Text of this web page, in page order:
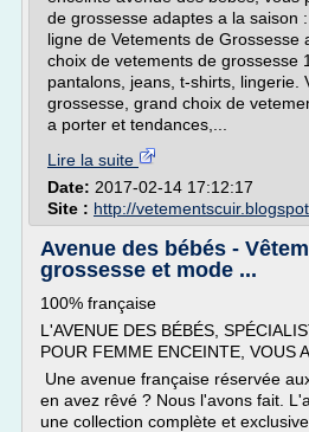
de grossesse adaptes a la saison
ligne de Vetements de Grossesse
choix de vetements de grossesse
pantalons, jeans, t-shirts, lingerie.
grossesse, grand choix de
a porter et tendances,...
Lire la suite
Date: 2017-02-14 17:12:17
Site : http://
Avenue des bébés -
grossesse et mode ...
100% française
L'AVENUE DES BÉBÉS,
POUR FEMME ENCEINTE, VOUS
Une avenue française réservée
en avez rêvé ? Nous l'avons fait.
une collection complète et